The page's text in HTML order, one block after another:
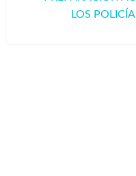
LOS